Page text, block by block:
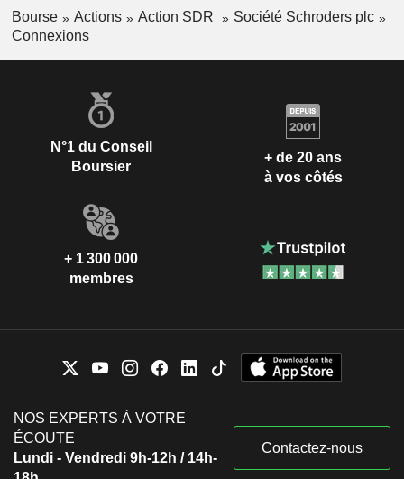
Bourse Actions Action SDR
Société Schroders plc
Connexions
N°1 du Conseil
Boursier
+ de 20 ans
à vos côtés
+ 1 300 000
membres
NOS EXPERTS À VOTRE
ÉCOUTE
Lundi - Vendredi 9h-12h / 14h-
Contactez-nous